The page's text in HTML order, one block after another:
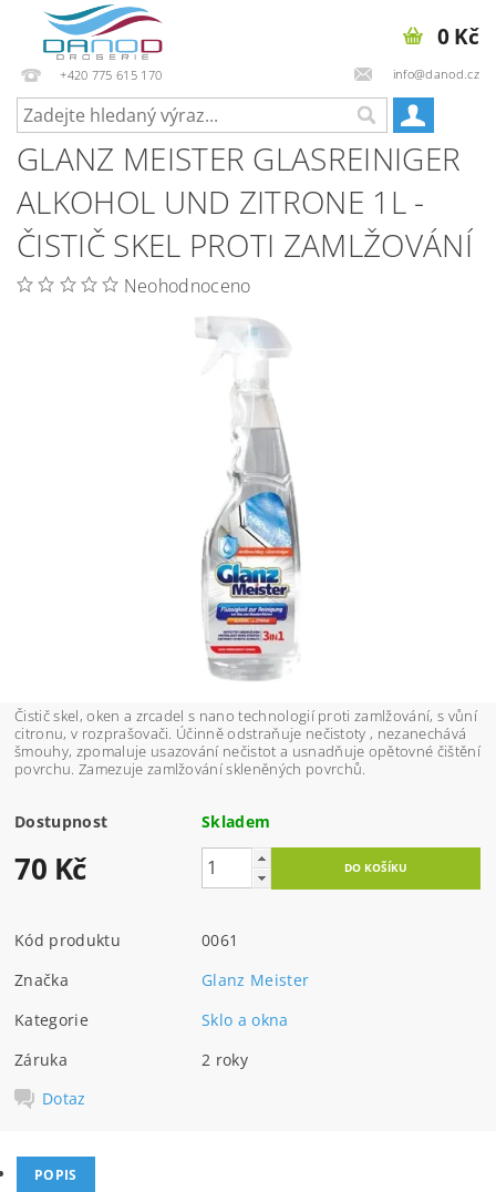
+420 775 615 170 info@danod.cz
0 Kč
GLANZ MEISTER GLASREINIGER
ALKOHOL UND ZITRONE 1L -
ČISTIČ SKEL PROTI ZAMLŽOVÁNÍ
Neohodnoceno
Čistič skel, oken a zrcadel s nano technologií proti zamlžování, s vůní
citronu, v rozprašovači. Účinně odstraňuje nečistoty , nezanechává
šmouhy, zpomaluje usazování nečistot a usnadňuje opětovné čištění
povrchu. Zamezuje zamlžování skleněných povrchů.
Dostupnost Skladem
70 Kč
Kód produktu
0061
Značka
Glanz Meister
Kategorie
Sklo a okna
Záruka
2 roky
Dotaz
POPIS